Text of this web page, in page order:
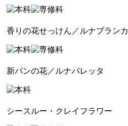
香りの花せっけん／ルナブランカ
新パンの花／ルナパレッタ
シースルー・クレイフラワー